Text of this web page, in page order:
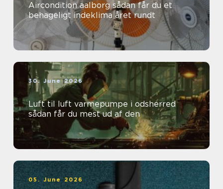
Aircondition aalborg sådan får du et
behageligt indeklima året rundt
30. June 2026
Luft til luft varmepumpe i odsherred
sådan får du mest ud af den
05. June 2026